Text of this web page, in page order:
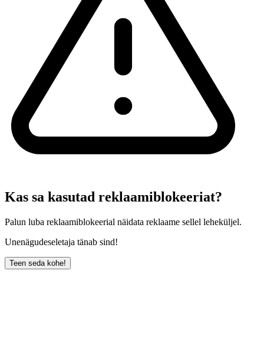
Kas sa kasutad reklaamiblokeeriat?
Palun luba reklaamiblokeerial näidata reklaame sellel leheküljel.
Unenägudeseletaja tänab sind!
Teen seda kohe!